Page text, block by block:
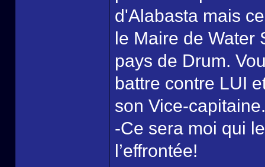
d'Alabasta mais
le Maire de Water
pays de Drum.
battre contre LUI
son Vice-capitaine.
-Ce sera moi qui
l’effrontée!